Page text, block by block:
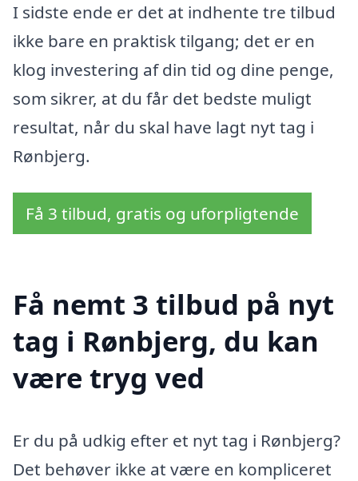
I sidste ende er det at indhente tre tilbud
ikke bare en praktisk tilgang; det er en
klog investering af din tid og dine penge,
som sikrer, at du får det bedste muligt
resultat, når du skal have lagt nyt tag i
Rønbjerg.
Få 3 tilbud, gratis og uforpligtende
Få nemt 3 tilbud på nyt
tag i Rønbjerg, du kan
være tryg ved
Er du på udkig efter et nyt tag i Rønbjerg?
Det behøver ikke at være en kompliceret